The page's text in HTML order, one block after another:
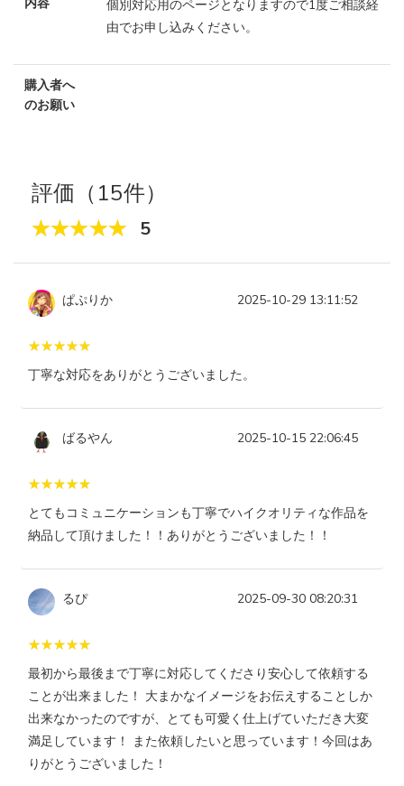
個別対応用のページとなりますので1度ご相談経
由でお申し込みください。
購入者へ
のお願い
評価（15件）
5
ぱぷりか 2025-10-29 13:11:52
丁寧な対応をありがとうございました。
ばるやん 2025-10-15 22:06:45
とてもコミュニケーションも丁寧でハイクオリティな作品を
納品して頂けました！！ありがとうございました！！
るぴ 2025-09-30 08:20:31
最初から最後まで丁寧に対応してくださり安心して依頼する
ことが出来ました！ 大まかなイメージをお伝えすることしか
出来なかったのですが、とても可愛く仕上げていただき大変
満足しています！ また依頼したいと思っています！今回はあ
りがとうございました！